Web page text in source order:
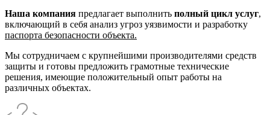
Наша компания предлагает выполнить полный цикл услуг,
включающий в себя анализ угроз уязвимости и разработку
паспорта безопасности объекта.
Мы сотрудничаем с крупнейшими производителями средств
защиты и готовы предложить грамотные технические
решения, имеющие положительный опыт работы на
различных объектах.